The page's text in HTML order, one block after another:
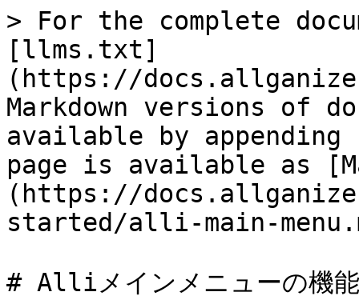
> For the complete
[llms.txt]
(https://
Markdown versions of
available by
page is available as
(https://
started/alli-main-
# Alliメインメニューの機